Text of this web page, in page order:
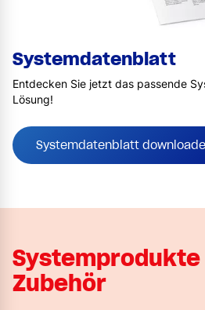
Systemdatenblatt
Entdecken Sie jetzt das passende
Lösung!
Systemdatenblatt
Systemprodukte
Zubehör